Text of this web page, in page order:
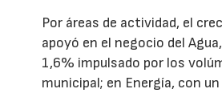
Por áreas de actividad, el
apoyó en el negocio del
1,6% impulsado por los
municipal; en Energía, con